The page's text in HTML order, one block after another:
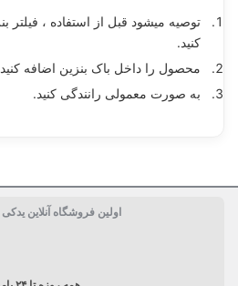
توصیه میشود قبل از استفاده ، فیلتر
کنید.
محصول را داخل باک بنزین اضافه
به صورت معمولی رانندگی کنید.
ml اولین فروشگاه آنلاین